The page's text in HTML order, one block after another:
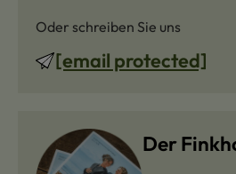
Oder schreiben Sie uns
[email protected]
Der